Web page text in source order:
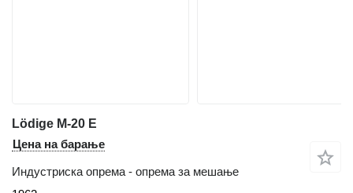
Lödige M-20 E
Цена на барање
Индустриска опрема - опрема за мешање